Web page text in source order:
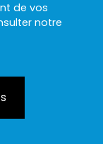
de vos
notre